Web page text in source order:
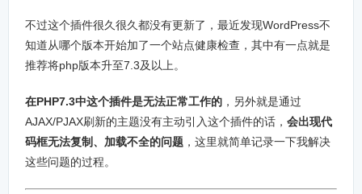
不过这个插件很久很久都没有更新了，最近发现WordPress不
知道从哪个版本开始加了一个站点健康检查，其中有一点就是
推荐将php版本升至7.3及以上。
在PHP7.3中这个插件是无法正常工作的 ，另外就是通过
AJAX/PJAX刷新的主题没有主动引入这个插件的话， 会出现代
码框无法复制、加载不全的问题 ，这里就简单记录一下我解决
这些问题的过程。